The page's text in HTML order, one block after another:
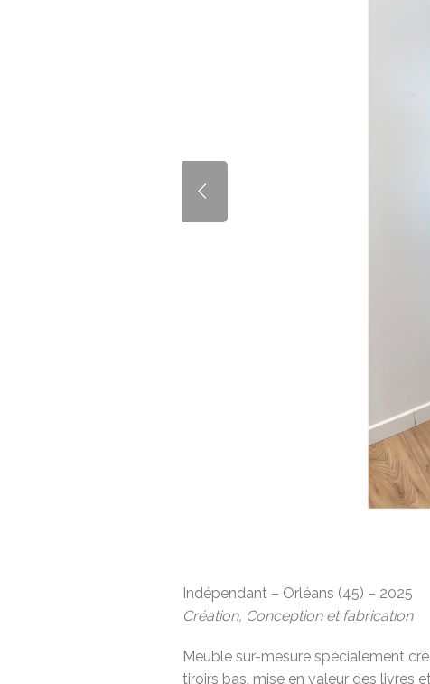
Indépendant – Orléans (45) – 2025
Création, Conception et fabrication
Meuble sur-mesure spécialement
tiroirs bas, mise en valeur des livres